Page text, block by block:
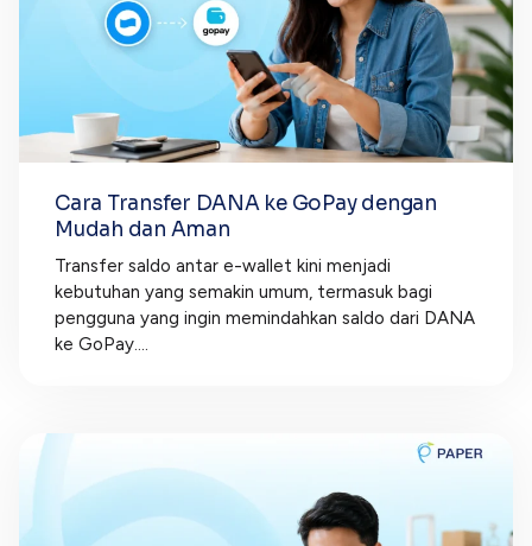
Cara Transfer DANA ke GoPay dengan
Mudah dan Aman
Transfer saldo antar e-wallet kini menjadi
kebutuhan yang semakin umum, termasuk bagi
pengguna yang ingin memindahkan saldo dari DANA
ke GoPay....